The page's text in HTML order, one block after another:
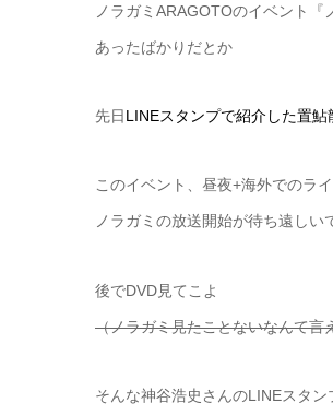
ノラガミARAGOTOのイベント
あったばかりだとか
先日LINEスタンプで紹介した置鮎
このイベント、昼夜+海外でのラ
ノラガミの放送開始が待ち遠しい
後でDVD見てこよ
（ノラガミ見たことないなんて言
そんな神谷浩史さんのLINEスタ